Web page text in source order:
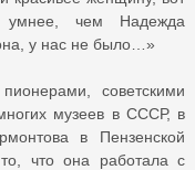
чем Надежда
у нас не было…»
советскими
музеев в СССР, в
в Пензенской
что она работала с